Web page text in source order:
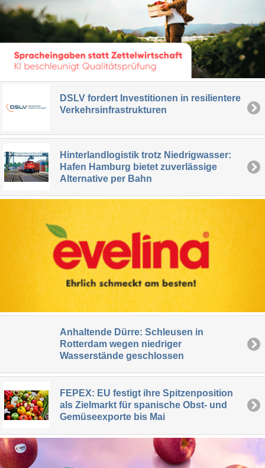
DSLV fordert Investitionen in resilientere
Verkehrsinfrastrukturen
Hinterlandlogistik trotz Niedrigwasser:
Hafen Hamburg bietet zuverlässige
Alternative per Bahn
Anhaltende Dürre: Schleusen in
Rotterdam wegen niedriger
Wasserstände geschlossen
FEPEX: EU festigt ihre Spitzenposition
als Zielmarkt für spanische Obst- und
Gemüseexporte bis Mai